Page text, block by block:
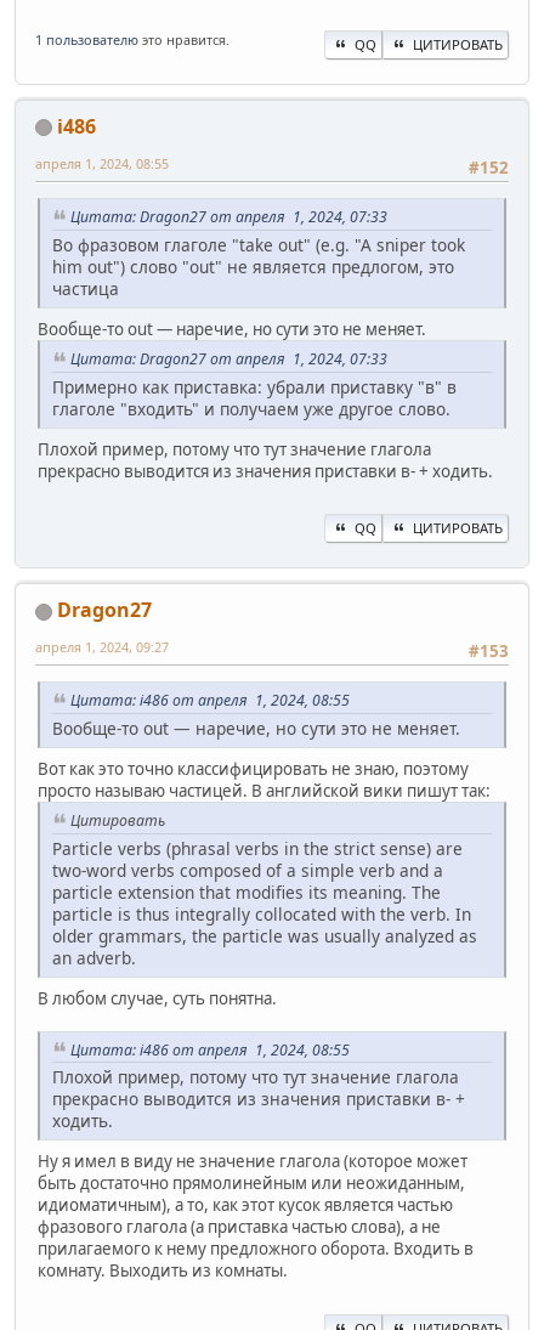
1 пользователю это нравится. QQ ЦИТИРОВАТЬ
i486
#152
апреля 1, 2024, 08:55
Цитата: Dragon27 от апреля 1, 2024, 07:33
Во фразовом глаголе "take out" (e.g. "A sniper took
him out") слово "out" не является предлогом, это
частица
Вообще-то out — наречие, но сути это не меняет.
Цитата: Dragon27 от апреля 1, 2024, 07:33
Примерно как приставка: убрали приставку "в" в
глаголе "входить" и получаем уже другое слово.
Плохой пример, потому что тут значение глагола
прекрасно выводится из значения приставки в- + ходить.
QQ ЦИТИРОВАТЬ
Dragon27
#153
апреля 1, 2024, 09:27
Цитата: i486 от апреля 1, 2024, 08:55
Вообще-то out — наречие, но сути это не меняет.
Вот как это точно классифицировать не знаю, поэтому
просто называю частицей. В английской вики пишут так:
Цитировать
Particle verbs (phrasal verbs in the strict sense) are
two-word verbs composed of a simple verb and a
particle extension that modifies its meaning. The
particle is thus integrally collocated with the verb. In
older grammars, the particle was usually analyzed as
an adverb.
В любом случае, суть понятна.
Цитата: i486 от апреля 1, 2024, 08:55
Плохой пример, потому что тут значение глагола
прекрасно выводится из значения приставки в- +
ходить.
Ну я имел в виду не значение глагола (которое может
быть достаточно прямолинейным или неожиданным,
идиоматичным), а то, как этот кусок является частью
фразового глагола (а приставка частью слова), а не
прилагаемого к нему предложного оборота. Входить в
комнату. Выходить из комнаты.